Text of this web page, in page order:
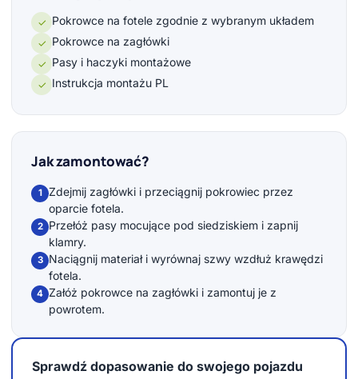
✓ Pokrowce na fotele zgodnie z wybranym układem
✓ Pokrowce na zagłówki
✓ Pasy i haczyki montażowe
✓ Instrukcja montażu PL
Jak zamontować?
1
Zdejmij zagłówki i przeciągnij pokrowiec przez
oparcie fotela.
2
Przełóż pasy mocujące pod siedziskiem i zapnij
klamry.
3
Naciągnij materiał i wyrównaj szwy wzdłuż krawędzi
fotela.
4 Załóż pokrowce na zagłówki i zamontuj je z
powrotem.
Sprawdź dopasowanie do swojego pojazdu